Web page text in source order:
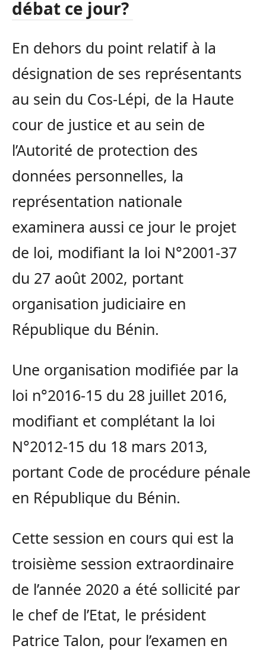
débat ce jour?
En dehors du point relatif à la
désignation de ses représentants
au sein du Cos-Lépi, de la Haute
cour de justice et au sein de
l’Autorité de protection des
données personnelles, la
représentation nationale
examinera aussi ce jour le projet
de loi, modifiant la loi N°2001-37
du 27 août 2002, portant
organisation judiciaire en
République du Bénin.
Une organisation modifiée par la
loi n°2016-15 du 28 juillet 2016,
modifiant et complétant la loi
N°2012-15 du 18 mars 2013,
portant Code de procédure pénale
en République du Bénin.
Cette session en cours qui est la
troisième session extraordinaire
de l’année 2020 a été sollicité par
le chef de l’Etat, le président
Patrice Talon, pour l’examen en